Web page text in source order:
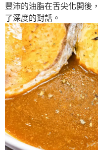
豐沛的油脂在舌尖化開後
了深度的對話。